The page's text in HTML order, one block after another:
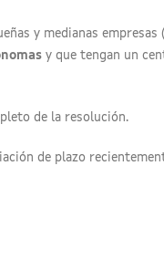
y medianas empresas
y que tengan un
de la resolución.
de plazo